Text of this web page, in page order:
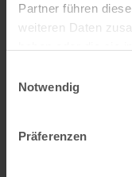
Partner führen
weiteren Daten
Notwendig
Präferenzen